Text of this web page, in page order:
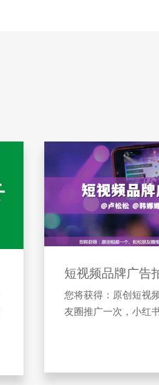
短视频品牌广告
您将获得：原创短视
友圈推广一次，小红